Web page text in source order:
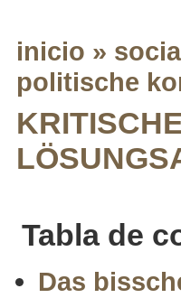
inicio »
politische
Tabla de
Das